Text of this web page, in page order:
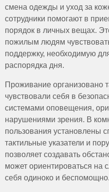
смена одежды и уход за
сотрудники помогают в
порядок в личных вещах.
пожилым людям
поддержку, необходимую
распорядка дня.
Проживание организовано
чувствовали себя в
системами оповещения,
нарушениями зрения. В
пользования установлены
тактильные указатели и
позволяет создавать
может ориентироваться на
себя одиноко и беспомощно.